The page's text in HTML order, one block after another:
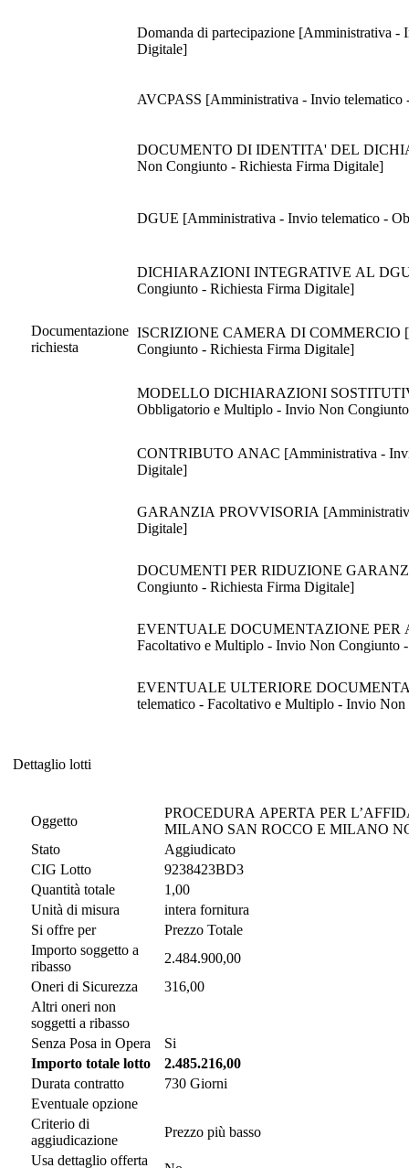
Documentazione
richiesta
Domanda di partecipazione [Amministrativa
Digitale]
AVCPASS [Amministrativa - Invio
DOCUMENTO DI IDENTITA' DEL
Non Congiunto - Richiesta Firma Digitale]
DGUE [Amministrativa - Invio telematico -
DICHIARAZIONI INTEGRATIVE AL
Congiunto - Richiesta Firma Digitale]
ISCRIZIONE CAMERA DI COMMERCIO
Congiunto - Richiesta Firma Digitale]
MODELLO DICHIARAZIONI
Obbligatorio e Multiplo - Invio Non
CONTRIBUTO ANAC [Amministrativa -
Digitale]
GARANZIA PROVVISORIA
Digitale]
DOCUMENTI PER RIDUZIONE
Congiunto - Richiesta Firma Digitale]
EVENTUALE DOCUMENTAZIONE PER
Facoltativo e Multiplo - Invio Non Congiunto
EVENTUALE ULTERIORE
telematico - Facoltativo e Multiplo - Invio
Dettaglio lotti
Oggetto
PROCEDURA APERTA PER
Stato
Aggiudicato
CIG Lotto
9238423BD3
Quantità totale
1,00
Unità di misura
intera fornitura
Si offre per
Prezzo Totale
Importo soggetto a
ribasso
2.484.900,00
Oneri di Sicurezza
316,00
Altri oneri non
soggetti a ribasso
Senza Posa in Opera
Si
Importo totale lotto
2.485.216,00
Durata contratto
730 Giorni
Eventuale opzione
Criterio di
aggiudicazione
Prezzo più basso
Usa dettaglio offerta